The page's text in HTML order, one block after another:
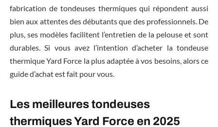
fabrication de tondeuses thermiques qui répondent aussi
bien aux attentes des débutants que des professionnels. De
plus, ses modèles facilitent l’entretien de la pelouse et sont
durables. Si vous avez l’intention d’acheter la tondeuse
thermique Yard Force la plus adaptée à vos besoins, alors ce
guide d’achat est fait pour vous.
Les meilleures tondeuses
thermiques Yard Force en 2025